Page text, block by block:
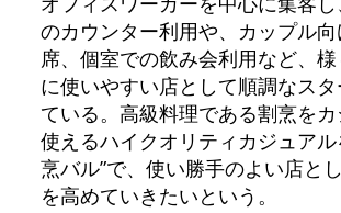
のカウンター利用や、カップル向
席、個室での飲み会利用など、
に使いやすい店として順調なス
ている。高級料理である割烹を
使えるハイクオリティカジュアル
烹バル”で、使い勝手のよい店と
を高めていきたいという。